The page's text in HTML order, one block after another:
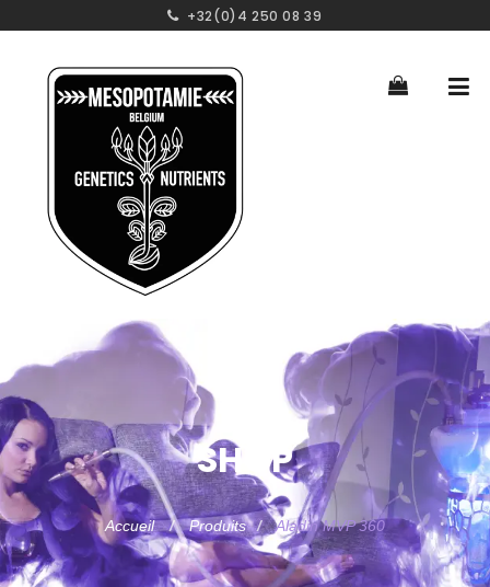
+32(0)4 250 08 39
SHOP
Accueil Produits Aladin MVP 360